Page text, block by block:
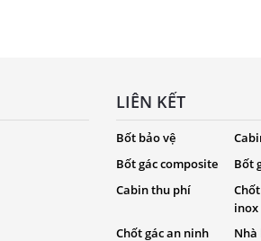
LIÊN KẾT
Bốt bảo vệ
Bốt gác composite
Bốt
Cabin thu phí
inox
Chốt gác an ninh Nhà